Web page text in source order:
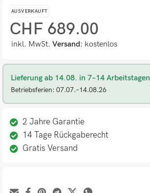
AUSVERKAUFT
CHF 689.00
inkl. MwSt. Versand: kostenlos
Lieferung ab 14.08. in 7–14 Arbeitstagen
Betriebsferien: 07.07.–14.08.26
2 Jahre Garantie
14 Tage Rückgaberecht
Gratis Versand